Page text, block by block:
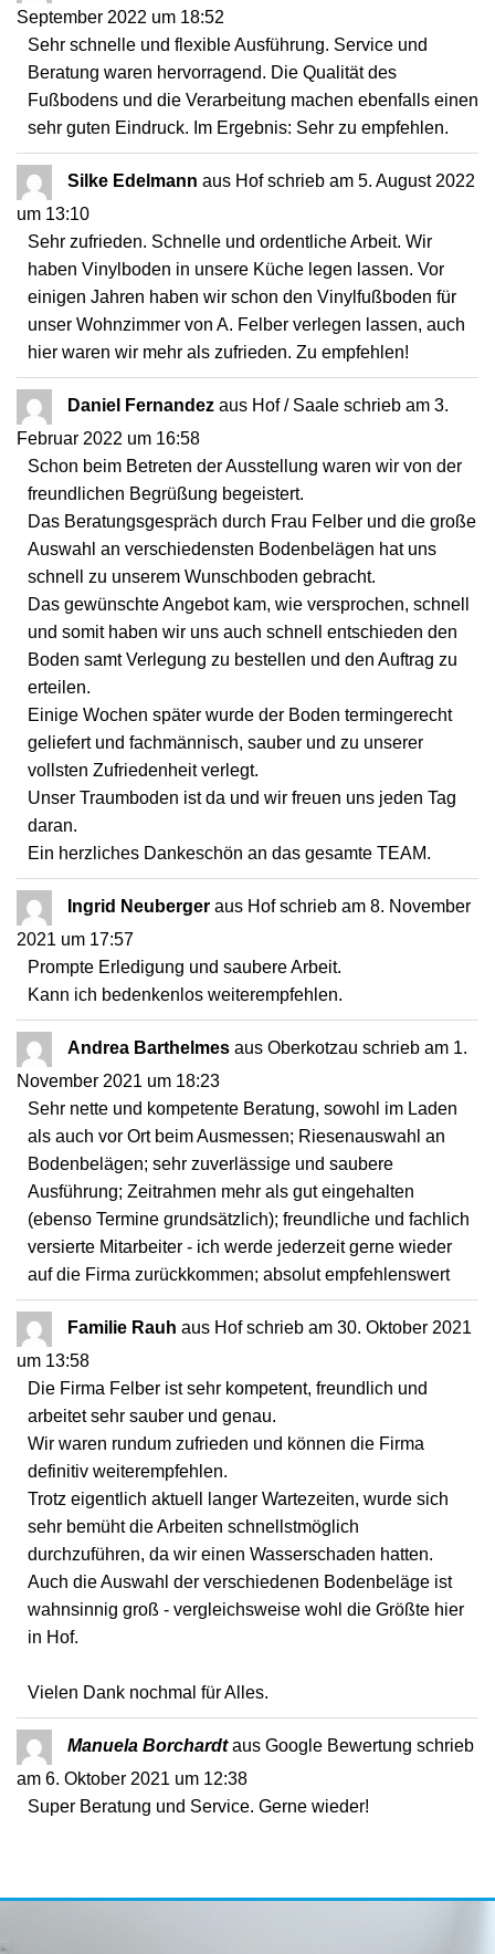
September 2022 um 18:52
Sehr schnelle und flexible Ausführung. Service und
Beratung waren hervorragend. Die Qualität des
Fußbodens und die Verarbeitung machen ebenfalls einen
sehr guten Eindruck. Im Ergebnis: Sehr zu empfehlen.
Silke Edelmann aus Hof schrieb am 5. August 2022
um 13:10
Sehr zufrieden. Schnelle und ordentliche Arbeit. Wir
haben Vinylboden in unsere Küche legen lassen. Vor
einigen Jahren haben wir schon den Vinylfußboden für
unser Wohnzimmer von A. Felber verlegen lassen, auch
hier waren wir mehr als zufrieden. Zu empfehlen!
Daniel Fernandez aus Hof / Saale schrieb am 3.
Februar 2022 um 16:58
Schon beim Betreten der Ausstellung waren wir von der
freundlichen Begrüßung begeistert.
Das Beratungsgespräch durch Frau Felber und die große
Auswahl an verschiedensten Bodenbelägen hat uns
schnell zu unserem Wunschboden gebracht.
Das gewünschte Angebot kam, wie versprochen, schnell
und somit haben wir uns auch schnell entschieden den
Boden samt Verlegung zu bestellen und den Auftrag zu
erteilen.
Einige Wochen später wurde der Boden termingerecht
geliefert und fachmännisch, sauber und zu unserer
vollsten Zufriedenheit verlegt.
Unser Traumboden ist da und wir freuen uns jeden Tag
daran.
Ein herzliches Dankeschön an das gesamte TEAM.
Ingrid Neuberger aus Hof schrieb am 8. November
2021 um 17:57
Prompte Erledigung und saubere Arbeit.
Kann ich bedenkenlos weiterempfehlen.
Andrea Barthelmes aus Oberkotzau schrieb am 1.
November 2021 um 18:23
Sehr nette und kompetente Beratung, sowohl im Laden
als auch vor Ort beim Ausmessen; Riesenauswahl an
Bodenbelägen; sehr zuverlässige und saubere
Ausführung; Zeitrahmen mehr als gut eingehalten
(ebenso Termine grundsätzlich); freundliche und fachlich
versierte Mitarbeiter - ich werde jederzeit gerne wieder
auf die Firma zurückkommen; absolut empfehlenswert
Familie Rauh aus Hof schrieb am 30. Oktober 2021
um 13:58
Die Firma Felber ist sehr kompetent, freundlich und
arbeitet sehr sauber und genau.
Wir waren rundum zufrieden und können die Firma
definitiv weiterempfehlen.
Trotz eigentlich aktuell langer Wartezeiten, wurde sich
sehr bemüht die Arbeiten schnellstmöglich
durchzuführen, da wir einen Wasserschaden hatten.
Auch die Auswahl der verschiedenen Bodenbeläge ist
wahnsinnig groß - vergleichsweise wohl die Größte hier
in Hof.
Vielen Dank nochmal für Alles.
Manuela Borchardt aus Google Bewertung schrieb
am 6. Oktober 2021 um 12:38
Super Beratung und Service. Gerne wieder!